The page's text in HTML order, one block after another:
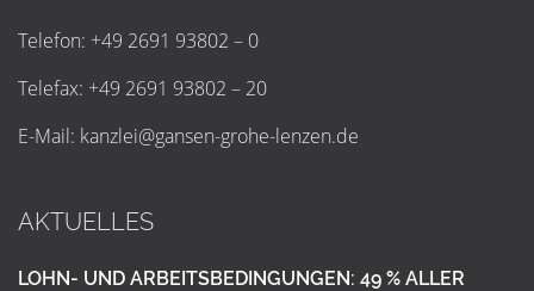
Telefon: +49 2691 93802 – 0
Telefax: +49 2691 93802 – 20
E-Mail: kanzlei@gansen-grohe-lenzen.de
AKTUELLES
LOHN- UND ARBEITSBEDINGUNGEN: 49 % ALLER